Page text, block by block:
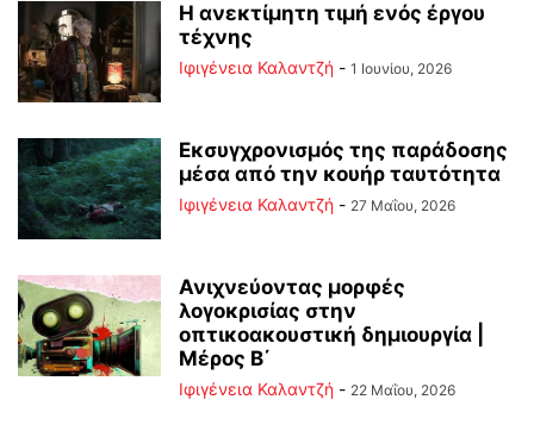
Η ανεκτίμητη τιμή ενός έργου
τέχνης
Ιφιγένεια Καλαντζή - 1 Ιουνίου, 2026
Εκσυγχρονισμός της παράδοσης
μέσα από την κουήρ ταυτότητα
Ιφιγένεια Καλαντζή - 27 Μαΐου, 2026
Ανιχνεύοντας μορφές
λογοκρισίας στην
οπτικοακουστική δημιουργία |
Μέρος B΄
Ιφιγένεια Καλαντζή - 22 Μαΐου, 2026